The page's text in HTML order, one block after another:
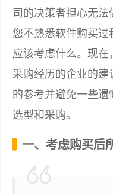
司的决策者担心无
您不熟悉软件购买
应该考虑什么。现
采购经历的企业的
的参考并避免一些
选型和采购。
一、考虑购买后